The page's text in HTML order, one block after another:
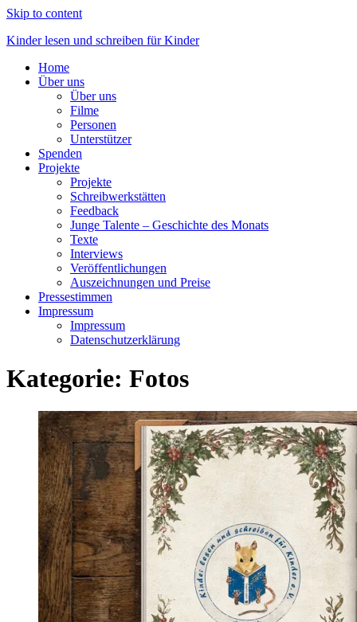
Skip to content
Kinder lesen und schreiben für Kinder
Home
Über uns
Über uns
Filme
Personen
Unterstützer
Spenden
Projekte
Projekte
Schreibwerkstätten
Feedback
Junge Talente – Geschichte des Monats
Texte
Interviews
Veröffentlichungen
Auszeichnungen und Preise
Pressestimmen
Impressum
Impressum
Datenschutzerklärung
Kategorie: Fotos